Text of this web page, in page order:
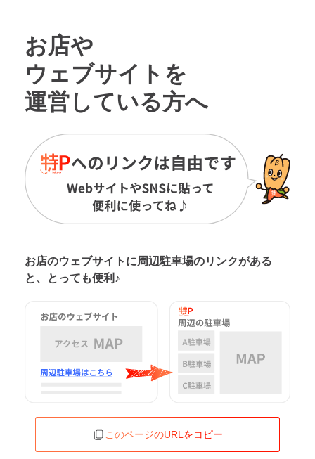
お店や
ウェブサイトを
運営している方へ
お店のウェブサイトに周辺駐車場のリンクがある
と、とっても便利♪
このページのURLをコピー